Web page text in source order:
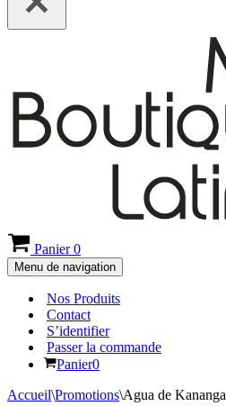
Panier0
Menu de navigation
Nos Produits
Contact
S’identifier
Passer la commande
Panier0
Accueil\Promotions\Agua de Kananga